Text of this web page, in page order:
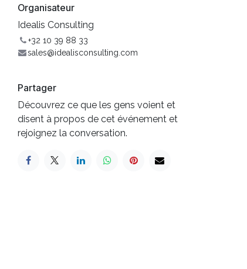
Organisateur
Idealis Consulting
+32 10 39 88 33
sales@idealisconsulting.com
Partager
Découvrez ce que les gens voient et
disent à propos de cet événement et
rejoignez la conversation.